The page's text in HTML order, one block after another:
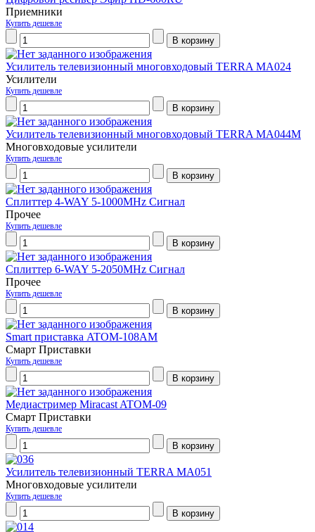
Приемники
Купить дешевле
Усилитель телевизионный многовходовый TERRA МА024
Усилители
Купить дешевле
Усилитель телевизионный многовходовый TERRA MA044M
Многовходовые усилители
Купить дешевле
Сплиттер 4-WAY 5-1000MHz Сигнал
Прочее
Купить дешевле
Сплиттер 6-WAY 5-2050MHz Сигнал
Прочее
Купить дешевле
Smart приставка ATOM-108AM
Смарт Приставки
Купить дешевле
Медиастример Miracast ATOM-09
Смарт Приставки
Купить дешевле
Усилитель телевизионный TERRA MA051
Многовходовые усилители
Купить дешевле